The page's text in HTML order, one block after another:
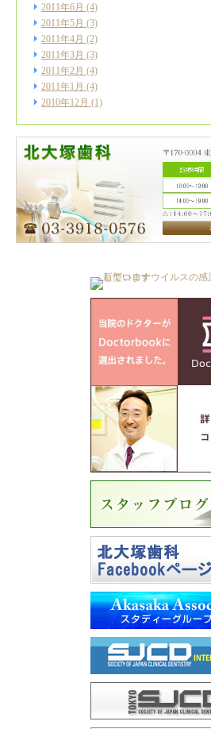
2011年6月 (4)
2011年5月 (3)
2011年4月 (2)
2011年3月 (3)
2011年2月 (4)
2011年1月 (4)
2010年12月 (1)